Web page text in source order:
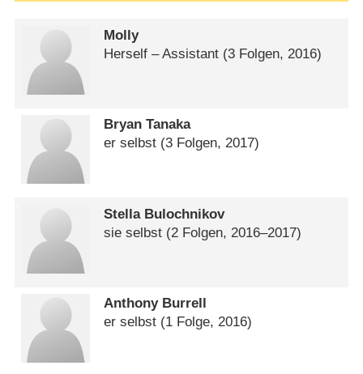
Molly
Herself – Assistant (3 Folgen, 2016)
Bryan Tanaka
er selbst (3 Folgen, 2017)
Stella Bulochnikov
sie selbst (2 Folgen, 2016⁠–⁠2017)
Anthony Burrell
er selbst (1 Folge, 2016)